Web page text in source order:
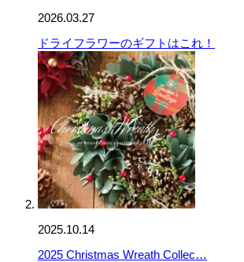
2026.03.27
ドライフラワーのギフトはこれ！
2025.10.14
2025 Christmas Wreath Collec…